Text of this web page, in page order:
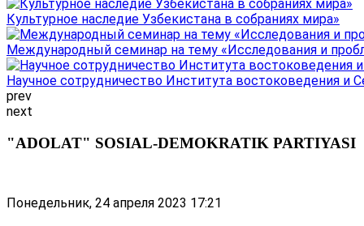
Культурное наследие Узбекистана в собраниях мира»
Международный семинар на тему «Исследования и
Научное сотрудничество Института востоковедения и
prev
next
"ADOLAT" SOSIAL-DEMOKRATIK PARTIYASI
Понедельник, 24 апреля 2023 17:21